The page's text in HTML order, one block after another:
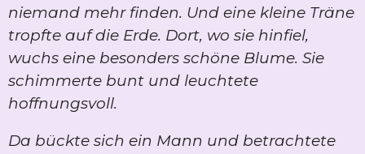
niemand mehr finden. Und eine kleine Träne
tropfte auf die Erde. Dort, wo sie hinfiel,
wuchs eine besonders schöne Blume. Sie
schimmerte bunt und leuchtete
hoffnungsvoll.
Da bückte sich ein Mann und betrachtete